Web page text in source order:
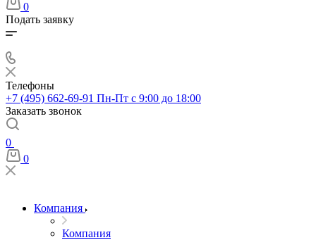
0
Подать заявку
Телефоны
+7 (495) 662-69-91 Пн-Пт c 9:00 до 18:00
Заказать звонок
0
0
Компания
Компания